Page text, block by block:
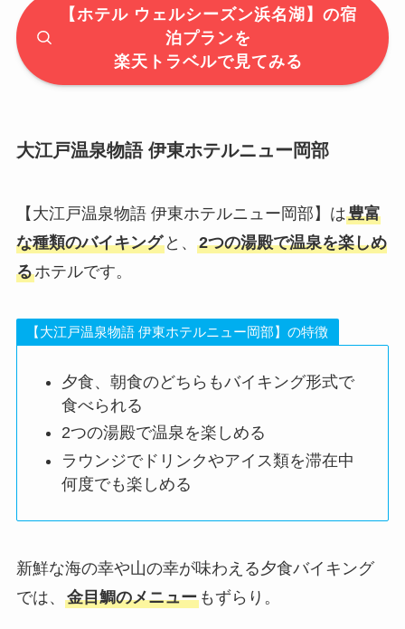
【ホテル ウェルシーズン浜名湖】の宿
泊プランを
楽天トラベルで見てみる
大江戸温泉物語 伊東ホテルニュー岡部
【大江戸温泉物語 伊東ホテルニュー岡部】は豊富
な種類のバイキングと、 2つの湯殿で温泉を楽しめ
るホテルです。
【大江戸温泉物語 伊東ホテルニュー岡部】の特徴
夕食、朝食のどちらもバイキング形式で
食べられる
2つの湯殿で温泉を楽しめる
ラウンジでドリンクやアイス類を滞在中
何度でも楽しめる
新鮮な海の幸や山の幸が味わえる夕食バイキング
では、 金目鯛のメニューもずらり。